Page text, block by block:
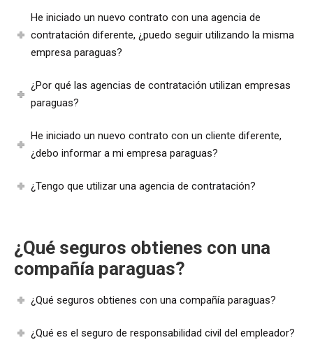
He iniciado un nuevo contrato con una agencia de
contratación diferente, ¿puedo seguir utilizando la misma
empresa paraguas?
¿Por qué las agencias de contratación utilizan empresas
paraguas?
He iniciado un nuevo contrato con un cliente diferente,
¿debo informar a mi empresa paraguas?
¿Tengo que utilizar una agencia de contratación?
¿Qué seguros obtienes con una
compañía paraguas?
¿Qué seguros obtienes con una compañía paraguas?
¿Qué es el seguro de responsabilidad civil del empleador?